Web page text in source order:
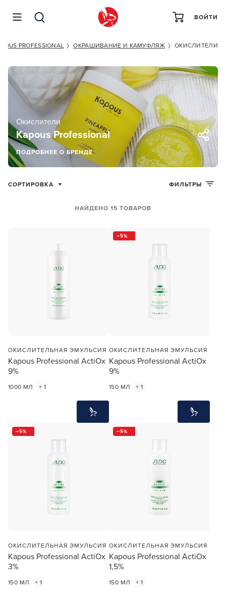
ВОЙТИ
PROFESSIONAL ОКРАШИВАНИЕ И КАМУФЛЯЖ ОКИСЛИТЕЛИ
Kapous Professional
Окислители
ПОДРОБНЕЕ О БРЕНДЕ
СОРТИРОВКА
НАЙДЕНО 15 ТОВАРОВ
ФИЛЬТРЫ
ОКИСЛИТЕЛЬНАЯ ЭМУЛЬСИЯ
Kapous Professional ActiOx
9%
1000 МЛ + 1
5
ОКИСЛИТЕЛЬНАЯ ЭМУЛЬСИЯ
Kapous Professional ActiOx
9%
150 МЛ + 1
5
ОКИСЛИТЕЛЬНАЯ ЭМУЛЬСИЯ
Kapous Professional ActiOx
3%
150 МЛ + 1
5
ОКИСЛИТЕЛЬНАЯ ЭМУЛЬСИЯ
Kapous Professional ActiOx
1,5%
150 МЛ + 1